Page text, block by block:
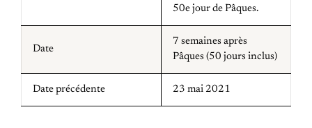
50e jour de Pâques.
Date
7 semaines après
Pâques (50 jours inclus)
Date précédente 23 mai 2021